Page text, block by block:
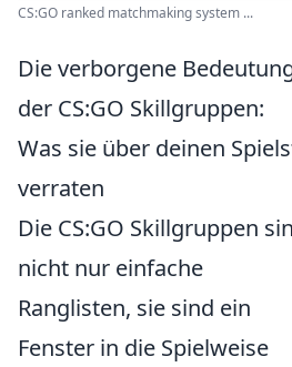
CS:GO ranked matchmaking system ...
Die verborgene
der CS:GO Skillgruppen:
Was sie über deinen
verraten
Die CS:GO Skillgruppen
nicht nur einfache
Ranglisten, sie sind ein
Fenster in die Spielweise